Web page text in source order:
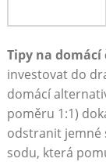
Tipy na
investovat do
domácí
poměru 1:1)
odstranit jemné
sodu, která